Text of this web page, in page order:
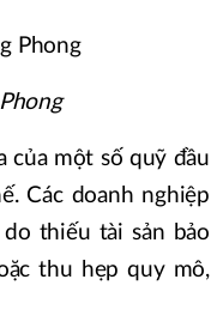
của một số quỹ đầu
Các doanh nghiệp
thiếu tài sản bảo
thu hẹp quy mô,